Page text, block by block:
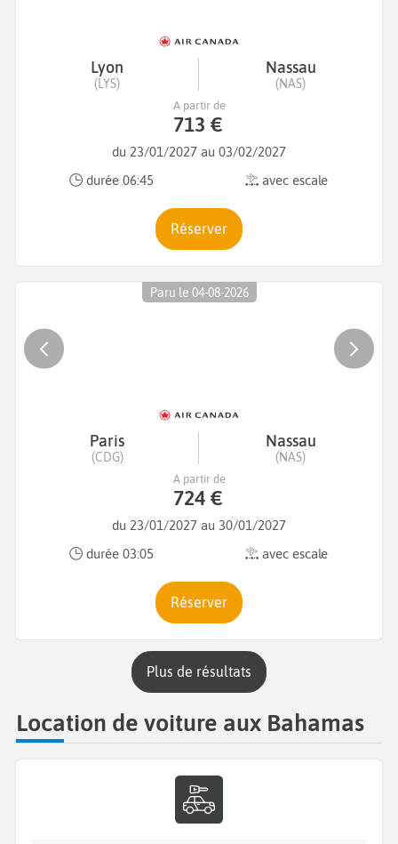
Lyon
(LYS)
Nassau
(NAS)
du 23/01/2027 au 03/02/2027
durée 06:45
avec escale
A partir de
713 €
Réserver
Paru le 04-08-2026
Paris
(CDG)
Nassau
(NAS)
du 23/01/2027 au 30/01/2027
durée 03:05
avec escale
A partir de
724 €
Réserver
plus de résultats
Location de voiture aux Bahamas